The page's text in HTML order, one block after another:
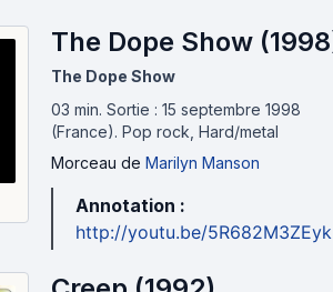
The Dope Show
The Dope Show
03 min. Sortie : 15 septembre 1998
(France). Pop rock, Hard/metal
Morceau de Marilyn Manson
Annotation :
http://youtu.be/5R682M3ZEyk